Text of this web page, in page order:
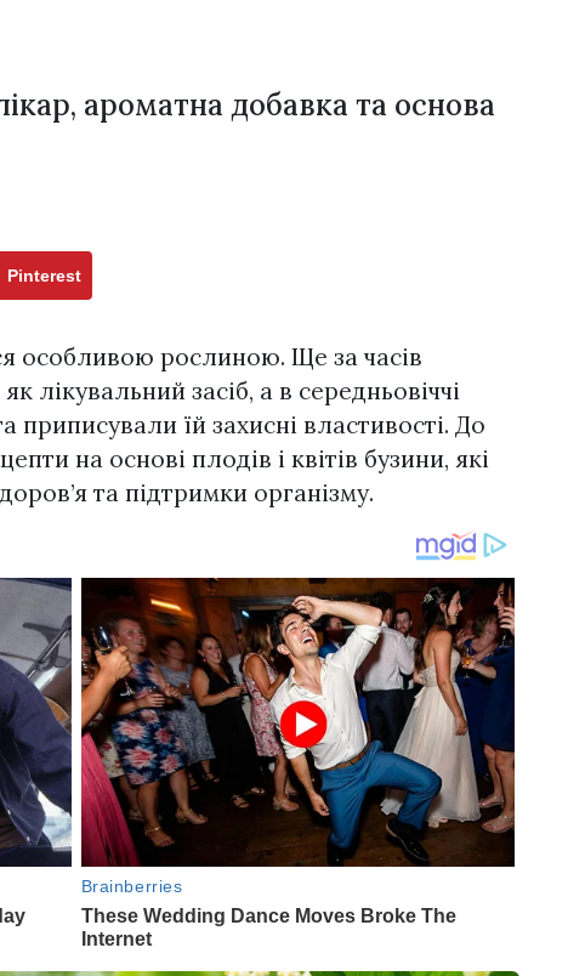
ароматна добавка та основа
Pinterest
особливою рослиною. Ще за часів
лікувальний засіб, а в середньовіччі
приписували їй захисні властивості. До
на основі плодів і квітів бузини, які
та підтримки організму.